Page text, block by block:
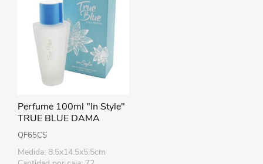
Perfume 100ml "In Style"
TRUE BLUE DAMA
QF65CS
Medida: 8.5x14.5x5.5cm